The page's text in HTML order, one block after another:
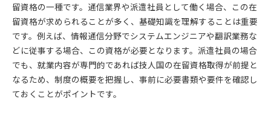
留資格の一種です。通信業界や派遣社員として働く場合、この在
留資格が求められることが多く、基礎知識を理解することは重要
です。例えば、情報通信分野でシステムエンジニアや翻訳業務な
どに従事する場合、この資格が必要となります。派遣社員の場合
でも、就業内容が専門的であれば技人国の在留資格取得が前提と
なるため、制度の概要を把握し、事前に必要書類や要件を確認し
ておくことがポイントです。